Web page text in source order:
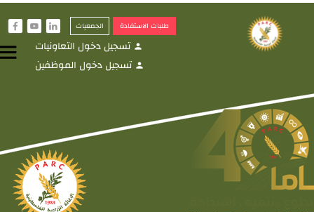
طلبات الاستفادة الجمعيات i
y
f
person تسجيل دخول التعاونيات
person تسجيل دخول الموظفين